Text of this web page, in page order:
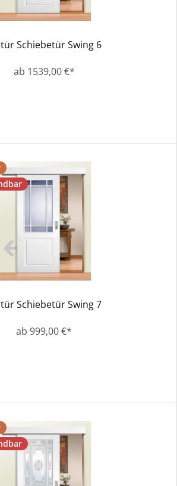
Schiebetür Swing 6
ab 1539,00 €*
Schiebetür Swing 7
ab 999,00 €*